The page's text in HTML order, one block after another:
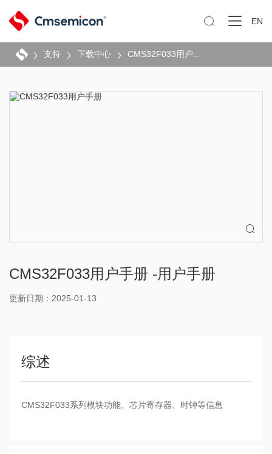
 EN
支持 下载中心

CMS32F033用户手册 -用户手册
更新日期：2025-01-13
综述
CMS32F033系列模块功能、芯片寄存器、时钟等信息